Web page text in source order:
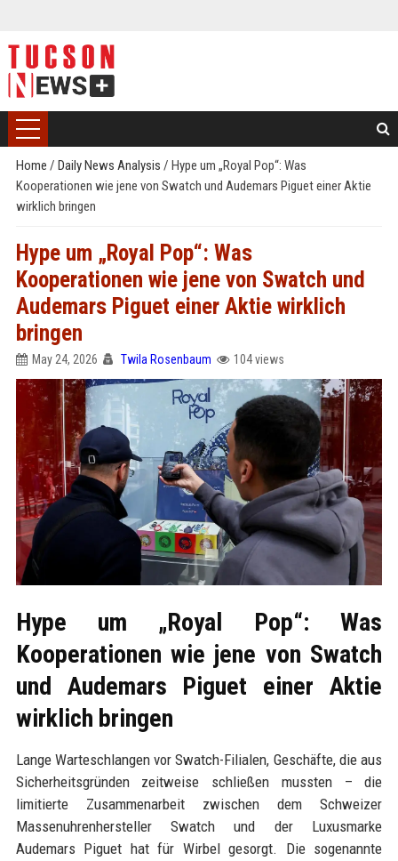
Home / Daily News Analysis / Hype um „Royal Pop“: Was
Kooperationen wie jene von Swatch und Audemars Piguet einer Aktie
wirklich bringen
Hype um „Royal Pop“: Was
Kooperationen wie jene von Swatch und
Audemars Piguet einer Aktie wirklich
bringen
May 24, 2026 Twila Rosenbaum 104 views
Hype um „Royal Pop“: Was
Kooperationen wie jene von Swatch
und Audemars Piguet einer Aktie
wirklich bringen
Lange Warteschlangen vor Swatch-Filialen, Geschäfte, die aus
Sicherheitsgründen zeitweise schließen mussten – die
limitierte Zusammenarbeit zwischen dem Schweizer
Massenuhrenhersteller Swatch und der Luxusmarke
Audemars Piguet hat für Wirbel gesorgt. Die sogenannte